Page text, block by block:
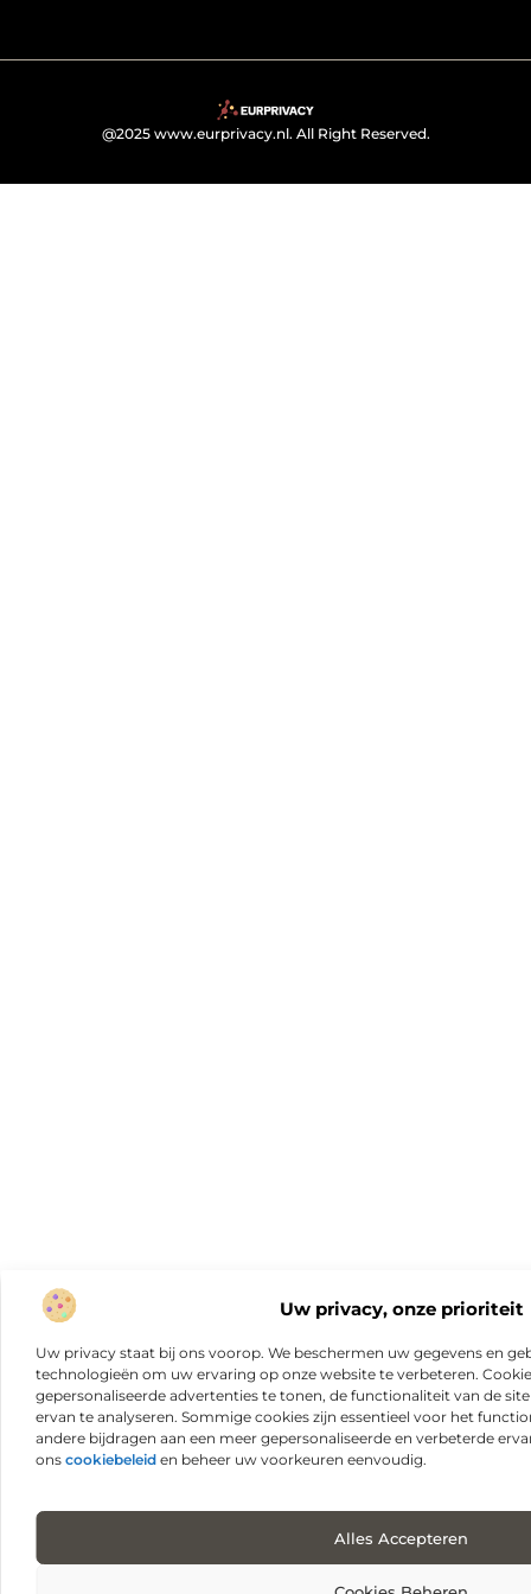
Uw privacy, onze prioriteit
Uw privacy staat bij ons voorop. We beschermen uw gegevens en
technologieën om uw ervaring op onze website te verbeteren.
gepersonaliseerde advertenties te tonen, de functionaliteit van de
ervan te analyseren. Sommige cookies zijn essentieel voor het
andere bijdragen aan een meer gepersonaliseerde en verbeterde
ons cookiebeleid en beheer uw voorkeuren eenvoudig.
Alles Accepteren
@2025 www.eurprivacy.nl. All Right Reserved.